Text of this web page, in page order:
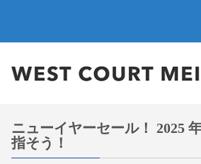
ニューイヤーセール！ 2025
指そう！